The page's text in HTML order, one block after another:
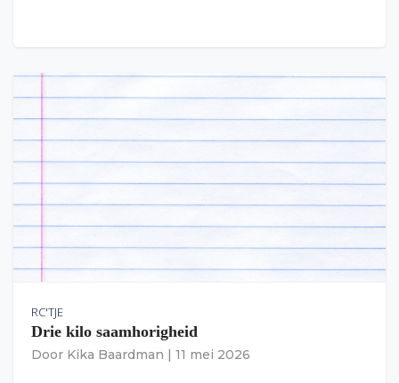
RC'TJE
Drie kilo saamhorigheid
Door Kika Baardman 11 mei 2026